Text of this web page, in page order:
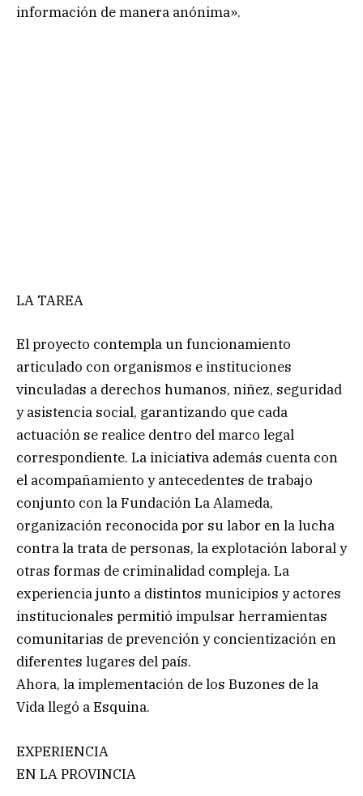
información de manera anónima».
LA TAREA
El proyecto contempla un funcionamiento
articulado con organismos e instituciones
vinculadas a derechos humanos, niñez, seguridad
y asistencia social, garantizando que cada
actuación se realice dentro del marco legal
correspondiente. La iniciativa además cuenta con
el acompañamiento y antecedentes de trabajo
conjunto con la Fundación La Alameda,
organización reconocida por su labor en la lucha
contra la trata de personas, la explotación laboral y
otras formas de criminalidad compleja. La
experiencia junto a distintos municipios y actores
institucionales permitió impulsar herramientas
comunitarias de prevención y concientización en
diferentes lugares del país.
Ahora, la implementación de los Buzones de la
Vida llegó a Esquina.
EXPERIENCIA
EN LA PROVINCIA